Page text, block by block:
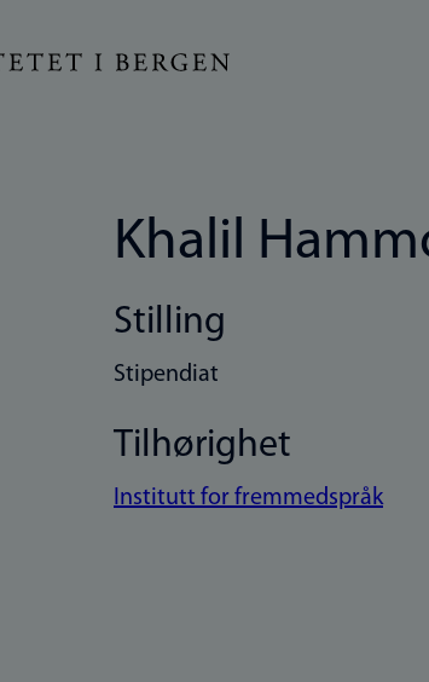
Khalil
Stilling
Stipendiat
Tilhørighet
Institutt for fremmedspråk